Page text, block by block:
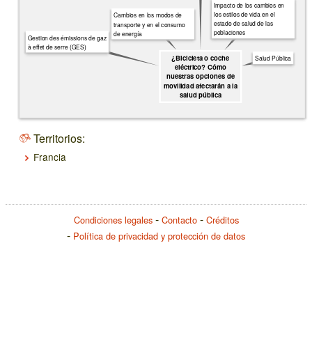
¿Bicicleta o coche
eléctrico? Cómo
nuestras opciones de
movilidad afectarán a la
salud pública
Salud Pública
Impacto de los cambios en
los estilos de vida en el
estado de salud de las
poblaciones
Cambios en los modos de
transporte y en el consumo
de energía
Gestion des émissions de gaz
à effet de serre (GES)
Territorios:
Francia
Condiciones legales Contacto
Créditos
Política de privacidad y protección de datos